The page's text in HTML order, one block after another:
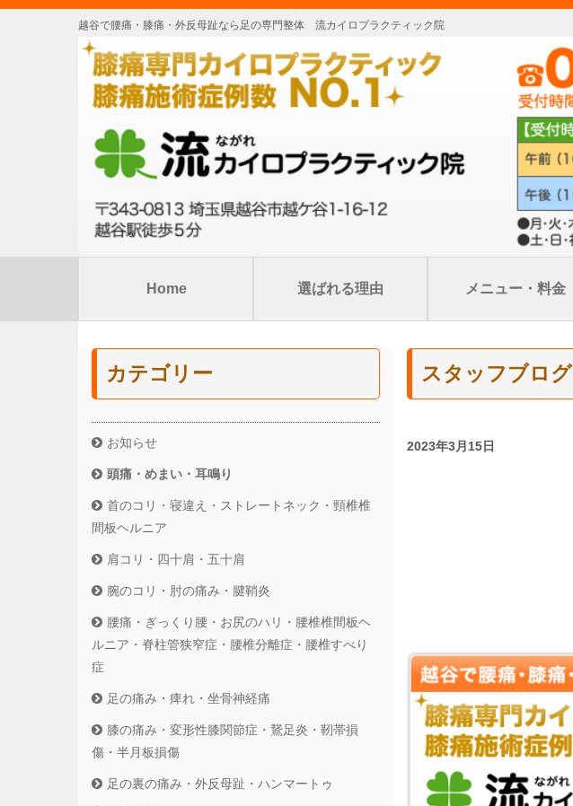
越谷で腰痛・膝痛・外反母趾なら足の専門整体 流カイロプラクティック院
Home 選ばれる理由 メニュー・料金
スタッフブログ
2023年3月15日
カテゴリー
お知らせ
頭痛・めまい・耳鳴り
首のコリ・寝違え・ストレートネック・頸椎椎
間板ヘルニア
肩コリ・四十肩・五十肩
腕のコリ・肘の痛み・腱鞘炎
腰痛・ぎっくり腰・お尻のハリ・腰椎椎間板ヘ
ルニア・脊柱管狭窄症・腰椎分離症・腰椎すべり
症
足の痛み・痺れ・坐骨神経痛
膝の痛み・変形性膝関節症・鵞足炎・靭帯損
傷・半月板損傷
足の裏の痛み・外反母趾・ハンマートゥ